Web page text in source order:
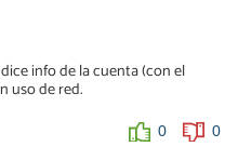
info de la cuenta (con el
uso de red.
0 0